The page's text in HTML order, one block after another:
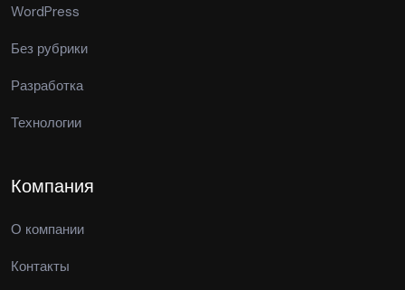
WordPress
Без рубрики
Разработка
Технологии
Компания
О компании
Контакты